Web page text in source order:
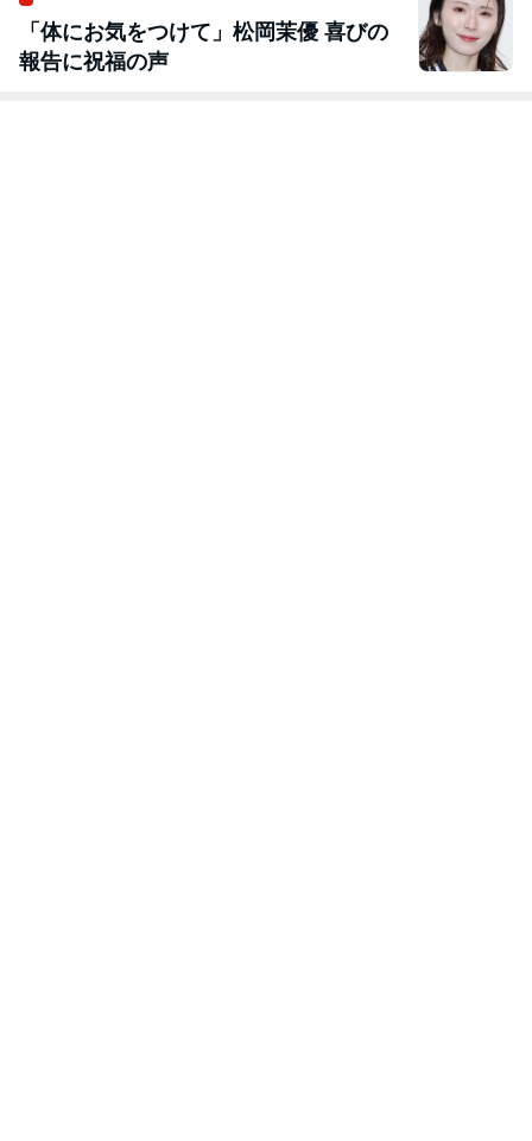
「体にお気をつけて」松岡茉優 喜びの
報告に祝福の声